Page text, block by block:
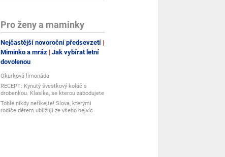
Pro ženy a maminky
Nejčastější novoroční předsevzetí
Miminko a mráz
Jak vybírat letní
dovolenou
Okurková limonáda
RECEPT: Kynutý švestkový koláč s
drobenkou. Klasika, se kterou zabodujete
Tohle nikdy neříkejte! Slova, kterými
rodiče dětem ubližují ze všeho nejvíc